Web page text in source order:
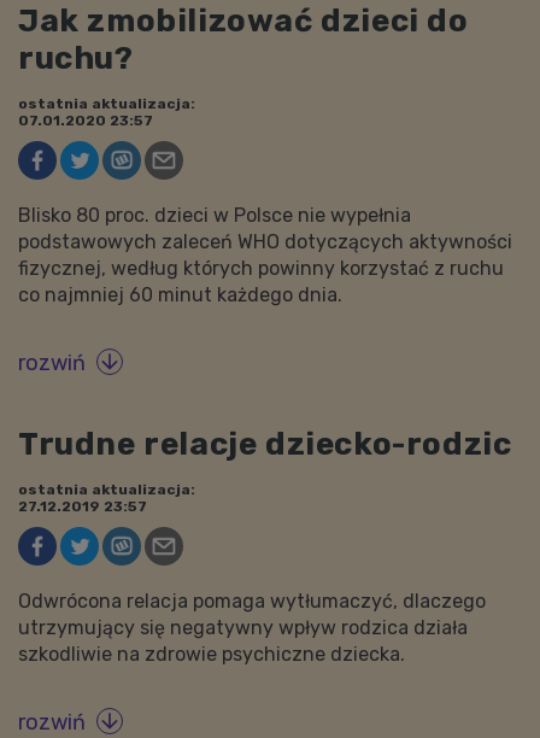
Jak zmobilizować dzieci do
ruchu?
ostatnia aktualizacja:
07.01.2020 23:57
Blisko 80 proc. dzieci w Polsce nie wypełnia
podstawowych zaleceń WHO dotyczących aktywności
fizycznej, według których powinny korzystać z ruchu
co najmniej 60 minut każdego dnia.
rozwiń 
Trudne relacje dziecko-rodzic
ostatnia aktualizacja:
27.12.2019 23:57
Odwrócona relacja pomaga wytłumaczyć, dlaczego
utrzymujący się negatywny wpływ rodzica działa
szkodliwie na zdrowie psychiczne dziecka.
rozwiń 